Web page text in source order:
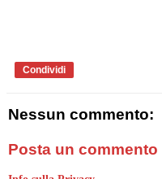
Condividi
Nessun commento:
Posta un commento